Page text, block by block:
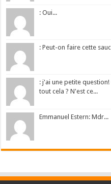
: Oui...
: Peut-on faire cette
: j'ai une petite
tout cela ? N'est ce...
Emmanuel Estern: Mdr...